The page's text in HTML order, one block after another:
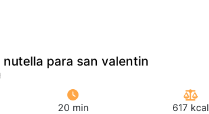
para san valentin
20 min 617 kcal